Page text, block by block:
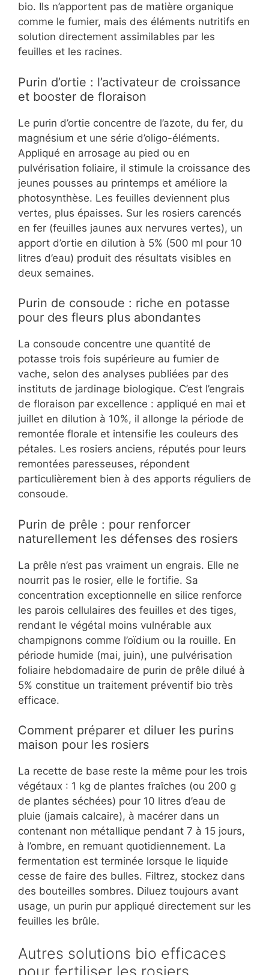
bio. Ils n’apportent pas de matière organique
comme le fumier, mais des éléments nutritifs en
solution directement assimilables par les
feuilles et les racines.
Purin d’ortie : l’activateur de croissance
et booster de floraison
Le purin d’ortie concentre de l’azote, du fer, du
magnésium et une série d’oligo-éléments.
Appliqué en arrosage au pied ou en
pulvérisation foliaire, il stimule la croissance des
jeunes pousses au printemps et améliore la
photosynthèse. Les feuilles deviennent plus
vertes, plus épaisses. Sur les rosiers carencés
en fer (feuilles jaunes aux nervures vertes), un
apport d’ortie en dilution à 5% (500 ml pour 10
litres d’eau) produit des résultats visibles en
deux semaines.
Purin de consoude : riche en potasse
pour des fleurs plus abondantes
La consoude concentre une quantité de
potasse trois fois supérieure au fumier de
vache, selon des analyses publiées par des
instituts de jardinage biologique. C’est l’engrais
de floraison par excellence : appliqué en mai et
juillet en dilution à 10%, il allonge la période de
remontée florale et intensifie les couleurs des
pétales. Les rosiers anciens, réputés pour leurs
remontées paresseuses, répondent
particulièrement bien à des apports réguliers de
consoude.
Purin de prêle : pour renforcer
naturellement les défenses des rosiers
La prêle n’est pas vraiment un engrais. Elle ne
nourrit pas le rosier, elle le fortifie. Sa
concentration exceptionnelle en silice renforce
les parois cellulaires des feuilles et des tiges,
rendant le végétal moins vulnérable aux
champignons comme l’oïdium ou la rouille. En
période humide (mai, juin), une pulvérisation
foliaire hebdomadaire de purin de prêle dilué à
5% constitue un traitement préventif bio très
efficace.
Comment préparer et diluer les purins
maison pour les rosiers
La recette de base reste la même pour les trois
végétaux : 1 kg de plantes fraîches (ou 200 g
de plantes séchées) pour 10 litres d’eau de
pluie (jamais calcaire), à macérer dans un
contenant non métallique pendant 7 à 15 jours,
à l’ombre, en remuant quotidiennement. La
fermentation est terminée lorsque le liquide
cesse de faire des bulles. Filtrez, stockez dans
des bouteilles sombres. Diluez toujours avant
usage, un purin pur appliqué directement sur les
feuilles les brûle.
Autres solutions bio efficaces
pour fertiliser les rosiers